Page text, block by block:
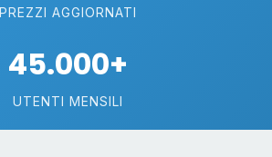
PREZZI AGGIORNATI
45.000+
UTENTI MENSILI